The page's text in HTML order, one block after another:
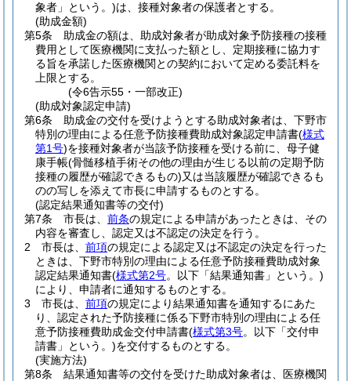
象者」という。)は、接種対象者の保護者とする。
(助成金額)
第5条
助成金の額は、助成対象者が助成対象予防接種の接種
費用として医療機関に支払った額とし、定期接種に協力す
る旨を承諾した医療機関との契約において定める委託料を
上限とする。
(令6告示55・一部改正)
(助成対象認定申請)
第6条
助成金の交付を受けようとする助成対象者は、下野市
特別の理由による任意予防接種費助成対象認定申請書(様式
第1号)を接種対象者が当該予防接種を受ける前に、母子健
康手帳(骨髄移植手術その他の理由が生じる以前の定期予防
接種の履歴が確認できるもの)又は当該履歴が確認できるも
のの写しを添えて市長に申請するものとする。
(認定結果通知書等の交付)
第7条
市長は、 前条の規定による申請があったときは、その
内容を審査し、認定又は不認定の決定を行う。
2
市長は、 前項の規定による認定又は不認定の決定を行った
ときは、下野市特別の理由による任意予防接種費助成対象
認定結果通知書(様式第2号。以下「結果通知書」という。)
により、申請者に通知するものとする。
3
市長は、 前項の規定により結果通知書を通知するにあた
り、認定された予防接種に係る下野市特別の理由による任
意予防接種費助成金交付申請書(様式第3号。以下「交付申
請書」という。)を交付するものとする。
(実施方法)
第8条
結果通知書等の交付を受けた助成対象者は、医療機関